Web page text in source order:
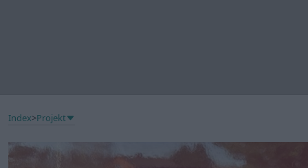
Index>Projekt